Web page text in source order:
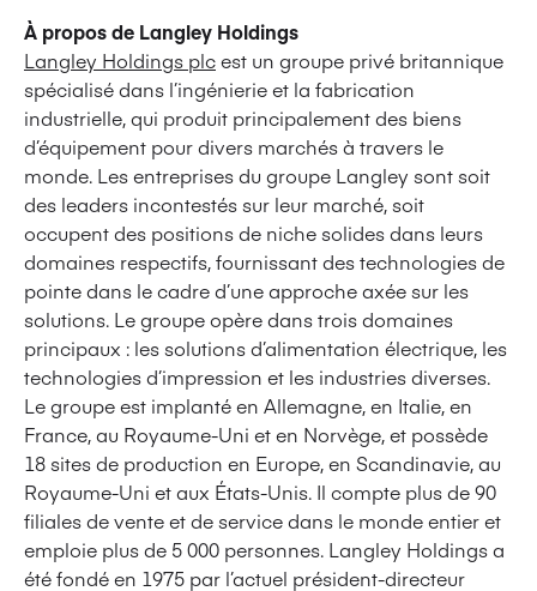
À propos de Langley Holdings
Langley Holdings plcest un groupe privé britannique
spécialisé dans l’ingénierie et la fabrication
industrielle, qui produit principalement des biens
d’équipement pour divers marchés à travers le
monde. Les entreprises du groupe Langley sont soit
des leaders incontestés sur leur marché, soit
occupent des positions de niche solides dans leurs
domaines respectifs, fournissant des technologies de
pointe dans le cadre d’une approche axée sur les
solutions. Le groupe opère dans trois domaines
principaux : les solutions d’alimentation électrique, les
technologies d’impression et les industries diverses.
Le groupe est implanté en Allemagne, en Italie, en
France, au Royaume-Uni et en Norvège, et possède
18 sites de production en Europe, en Scandinavie, au
Royaume-Uni et aux États-Unis. Il compte plus de 90
filiales de vente et de service dans le monde entier et
emploie plus de 5 000 personnes. Langley Holdings a
été fondé en 1975 par l’actuel président-directeur